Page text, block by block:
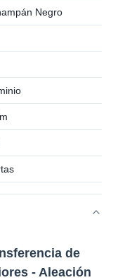
Negro
de
- Aleación